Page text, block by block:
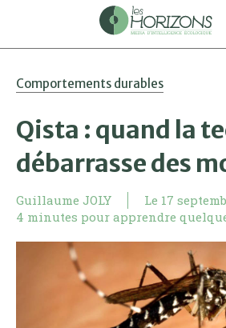
Comportements durables
Qista : quand la
débarrasse des
Guillaume JOLY Le 17
4 minutes pour apprendre